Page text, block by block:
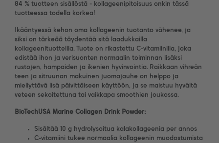
84 % tuotteen sisällöstä - kollageenipitoisuus onkin tässä
tuotteessa todella korkea!
Ikääntyessä kehon oma kollageenin tuotanto vähenee, ja
siksi on tärkeää täydentää sitä laadukkailla
kollageenituotteilla. Tuote on rikastettu C-vitamiinilla, joka
edistää ihon ja verisuonten normaalin toiminnan lisäksi
rustojen, hampaiden ja ikenien hyvinvointia. Raikkaan vihreän
teen ja sitruunan makuinen juomajauhe on helppo ja
miellyttävä lisä päivittäiseen käyttöön, ja se maistuu hyvältä
veteen sekoitettuna tai vaikkapa smoothien joukossa.
BioTechUSA Marine Collagen Drink Powder:
Sisältää 10 g hydrolysoitua kalakollageenia per annos
C-vitamiini tukee normaalia kollageenin muodostumista